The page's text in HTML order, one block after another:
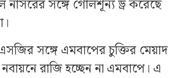
সঙ্গে গোলশূন্য ড্র করেছে
সঙ্গে এমবাপের চুক্তির মেয়াদ
রাজি হচ্ছেন না এমবাপে। এ